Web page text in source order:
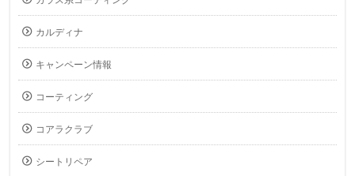
カルディナ
キャンペーン情報
コーティング
コアラクラブ
シートリペア